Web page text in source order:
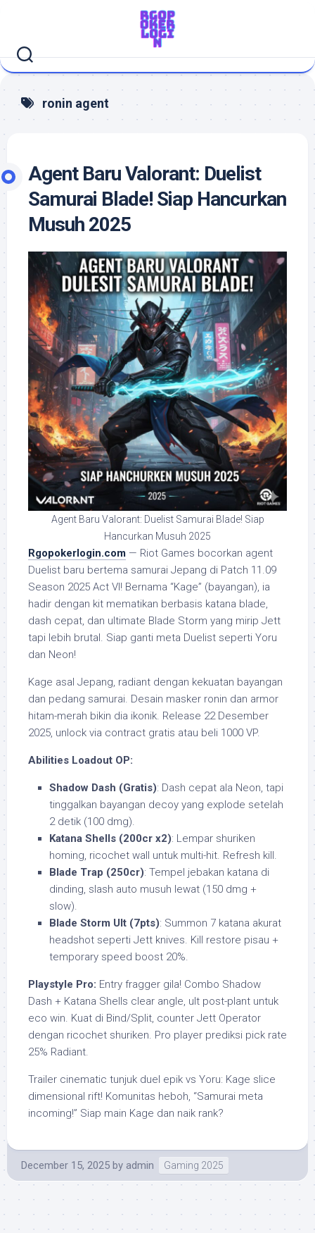
ronin agent
Agent Baru Valorant: Duelist
Samurai Blade! Siap Hancurkan
Musuh 2025
Agent Baru Valorant: Duelist Samurai Blade! Siap
Hancurkan Musuh 2025
Rgopokerlogin.com — Riot Games bocorkan agent
Duelist baru bertema samurai Jepang di Patch 11.09
Season 2025 Act VI! Bernama “Kage” (bayangan), ia
hadir dengan kit mematikan berbasis katana blade,
dash cepat, dan ultimate Blade Storm yang mirip Jett
tapi lebih brutal. Siap ganti meta Duelist seperti Yoru
dan Neon!
Kage asal Jepang, radiant dengan kekuatan bayangan
dan pedang samurai. Desain masker ronin dan armor
hitam-merah bikin dia ikonik. Release 22 Desember
2025, unlock via contract gratis atau beli 1000 VP.
Abilities Loadout OP:
Shadow Dash (Gratis): Dash cepat ala Neon, tapi
tinggalkan bayangan decoy yang explode setelah
2 detik (100 dmg).
Katana Shells (200cr x2): Lempar shuriken
homing, ricochet wall untuk multi-hit. Refresh kill.
Blade Trap (250cr): Tempel jebakan katana di
dinding, slash auto musuh lewat (150 dmg +
slow).
Blade Storm Ult (7pts): Summon 7 katana akurat
headshot seperti Jett knives. Kill restore pisau +
temporary speed boost 20%.
Playstyle Pro: Entry fragger gila! Combo Shadow
Dash + Katana Shells clear angle, ult post-plant untuk
eco win. Kuat di Bind/Split, counter Jett Operator
dengan ricochet shuriken. Pro player prediksi pick rate
25% Radiant.
Trailer cinematic tunjuk duel epik vs Yoru: Kage slice
dimensional rift! Komunitas heboh, “Samurai meta
incoming!” Siap main Kage dan naik rank?
December 15, 2025 by admin Gaming 2025